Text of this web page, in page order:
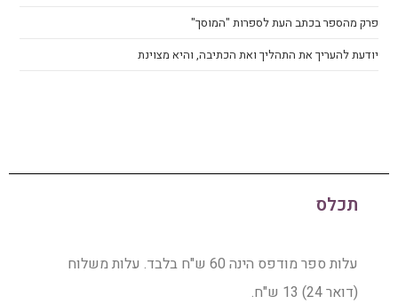
פרק מהספר בכתב העת לספרות "המוסך"
יודעת להעריך את התהליך ואת הכתיבה, והיא מצוינת
תכלס
עלות ספר מודפס הינה 60 ש"ח בלבד. עלות משלוח
(דואר 24) 13 ש"ח.